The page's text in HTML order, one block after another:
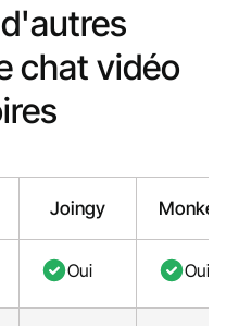
chat vidéo
Joingy
Oui Oui